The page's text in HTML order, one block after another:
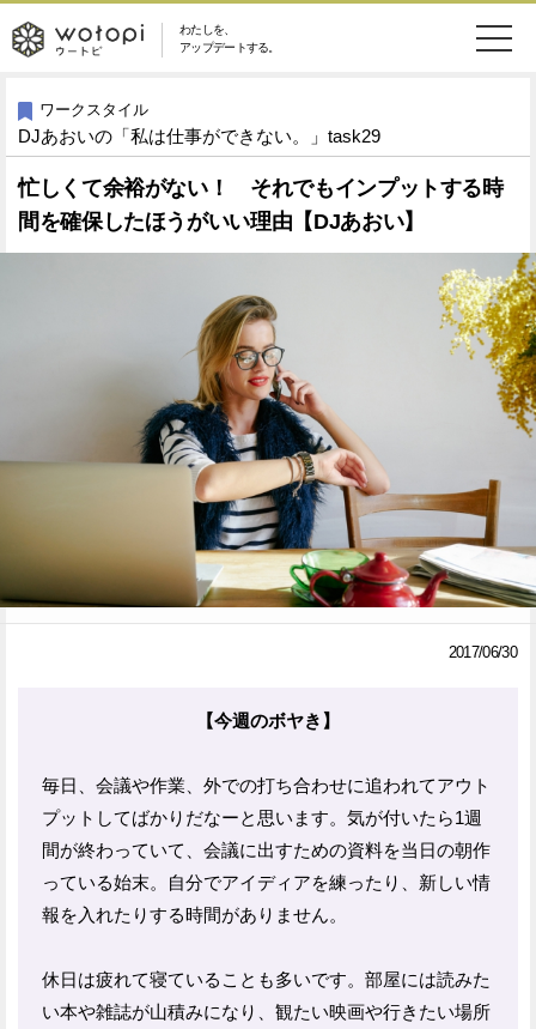
わたしを、
アップデートする。
wotopi
-
ウ
ー
メ
ニ
ュ
ー
恋愛・結婚
美容・コスメ 妊娠・出産
健康 ワークスタイル
ファッション
アイテム
検
索
ウートピとは？
Facebook
る
Twitter
る
ワークスタイル
DJあおいの「私は仕事ができない。」task29
忙しくて余裕がない！ それでもインプットする時
間を確保したほうがいい理由【DJあおい】
2017/06/30
【今週のボヤき】
毎日、会議や作業、外での打ち合わせに追われてアウト
プットしてばかりだなーと思います。気が付いたら1週
間が終わっていて、会議に出すための資料を当日の朝作
っている始末。自分でアイディアを練ったり、新しい情
報を入れたりする時間がありません。
休日は疲れて寝ていることも多いです。部屋には読みた
い本や雑誌が山積みになり、観たい映画や行きたい場所